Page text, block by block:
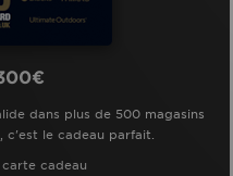
dans plus de 500 magasins
c'est le cadeau parfait.
cadeau